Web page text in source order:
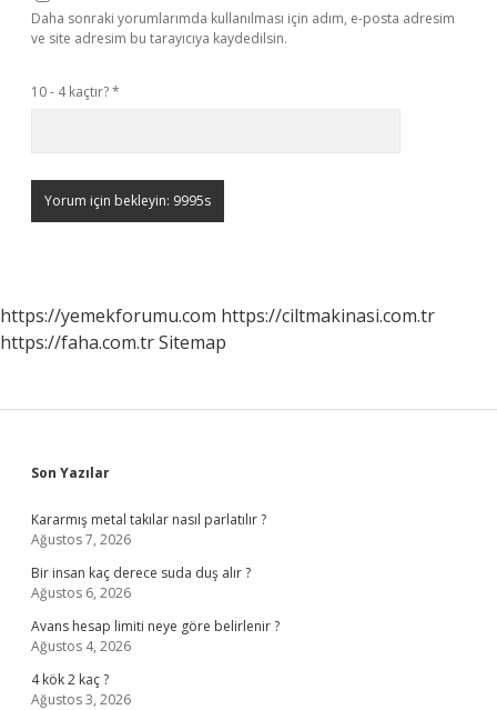
Daha sonraki yorumlarımda kullanılması için adım, e-posta adresim
ve site adresim bu tarayıcıya kaydedilsin.
10 - 4 kaçtır?*
https://yemekforumu.com https://ciltmakinasi.com.tr
https://faha.com.trSitemap
Sidebar
Son Yazılar
Kararmış metal takılar nasıl parlatılır ?
Ağustos 7, 2026
Bir insan kaç derece suda duş alır ?
Ağustos 6, 2026
Avans hesap limiti neye göre belirlenir ?
Ağustos 4, 2026
4 kök 2 kaç ?
Ağustos 3, 2026